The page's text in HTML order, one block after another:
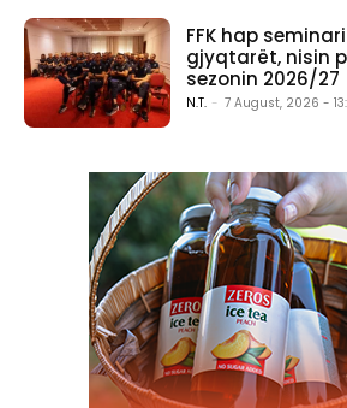
FFK hap
gjyqtarët, nisin
sezonin 2026/27
N.T. - 7 August, 2026 -